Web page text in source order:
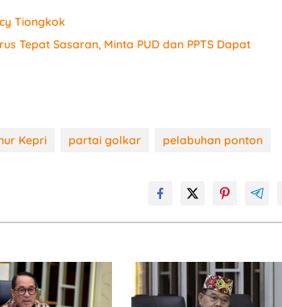
Tiongkok
Tepat Sasaran, Minta PUD dan PPTS Dapat
Kepri partai golkar pelabuhan ponton